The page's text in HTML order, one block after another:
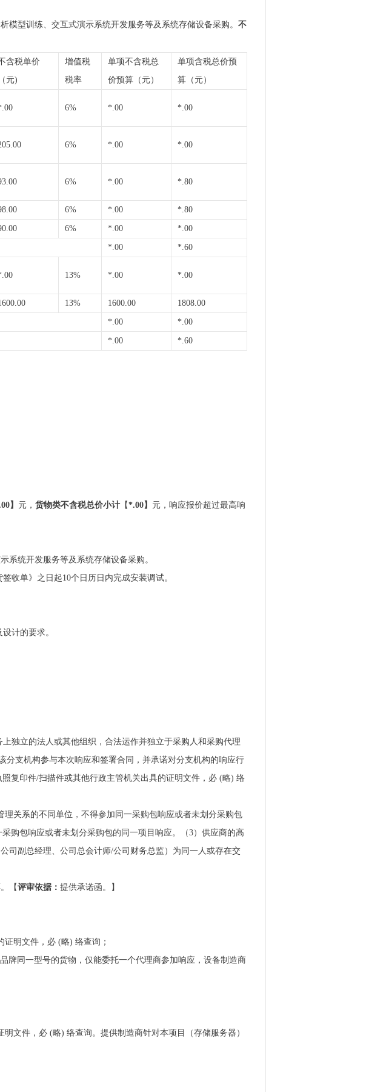
模型训练、交互式演示系统开发服务等及系统存储设备采购。 不
含税单价
（元)
增值税
税率
单项不含税总
价预算（元）
单项含税总价预
算（元）
6% *.00 *.00
6% *.00 *.00
6% *.00 *.80
6% *.00 *.80
6% *.00 *.00
*.00 *.60
13% *.00 *.00
13% 1600.00 1808.00
*.00 *.00
*.00 *.60
】 元， 货物类不含税总价小计 【*.00】 元，响应报价超过最高响
系统开发服务等及系统存储设备采购。
收单》之日起10个日历日内完成安装调试。
计的要求。
独立的法人或其他组织，合法运作并独立于采购人和采购代理
支机构参与本次响应和签署合同，并承诺对分支机构的响应行
照复印件/扫描件或其他行政主管机关出具的证明文件，必 (略) 络
理关系的不同单位，不得参加同一采购包响应或者未划分采购包
购包响应或者未划分采购包的同一项目响应。（3）供应商的高
司副总经理、公司总会计师/公司财务总监）为同一人或存在交
【评审依据： 提供承诺函。】
明文件，必 (略) 络查询；
牌同一型号的货物，仅能委托一个代理商参加响应，设备制造商
文件，必 (略) 络查询。提供制造商针对本项目（存储服务器）